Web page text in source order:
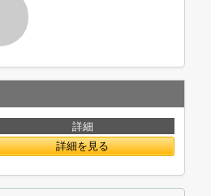
詳細
詳細を見る